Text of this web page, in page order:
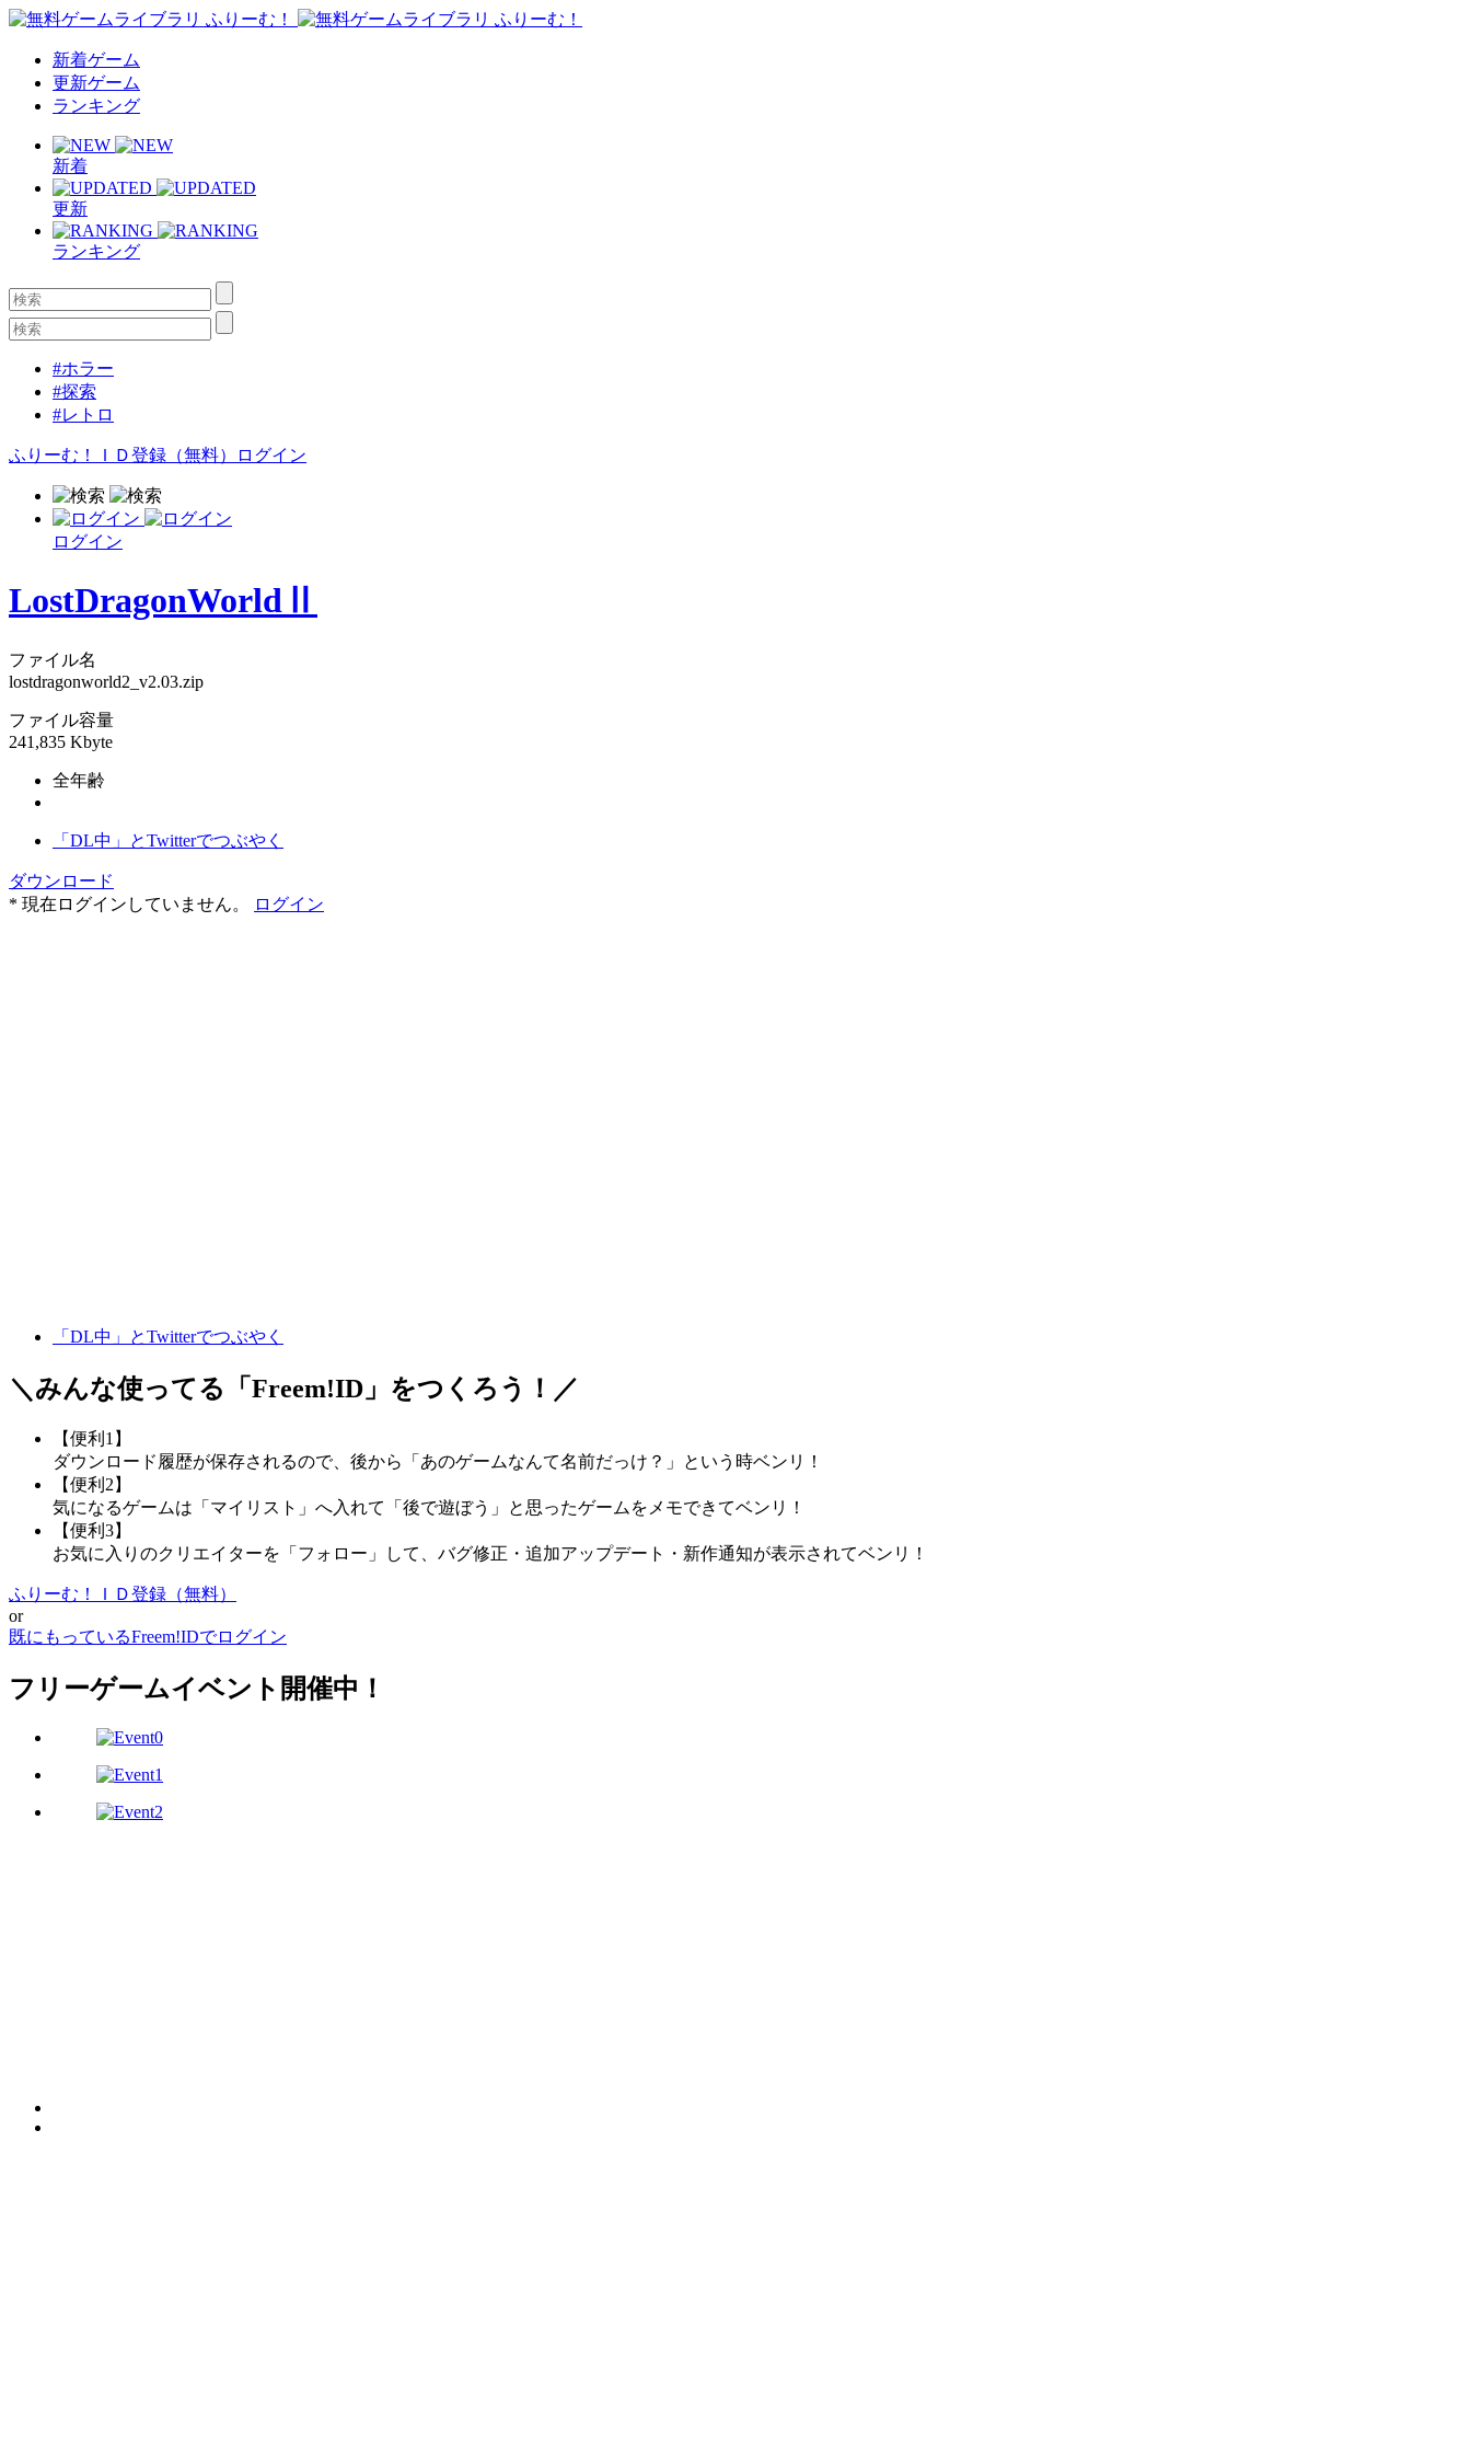
新着ゲーム
更新ゲーム
ランキング
新着
更新
ランキング
#ホラー
#探索
#レトロ
ふりーむ！ＩＤ登録（無料） ログイン
ログイン
LostDragonWorldⅡ
ファイル名
lostdragonworld2_v2.03.zip
ファイル容量
241,835 Kbyte
全年齢
「DL中」とTwitterでつぶやく
ダウンロード
* 現在ログインしていません。
ログイン
「DL中」とTwitterでつぶやく
＼みんな使ってる「 Freem!ID 」をつくろう！／
【便利1】
ダウンロード履歴が保存されるので、後から「あのゲームなんて名前だっけ？」という時ベンリ！
【便利2】
気になるゲームは「マイリスト」へ入れて「後で遊ぼう」と思ったゲームをメモできてベンリ！
【便利3】
お気に入りのクリエイターを「フォロー」して、バグ修正・追加アップデート・新作通知が表示されてベンリ！
ふりーむ！ＩＤ登録（無料）
or
既にもっているFreem!IDでログイン
フリーゲームイベント開催中！